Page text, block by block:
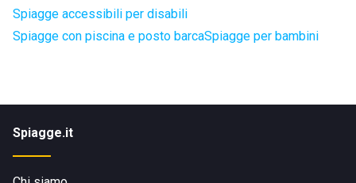
Spiagge accessibili per disabili
Spiagge con piscina e posto barcaSpiagge per bambini
Spiagge.it